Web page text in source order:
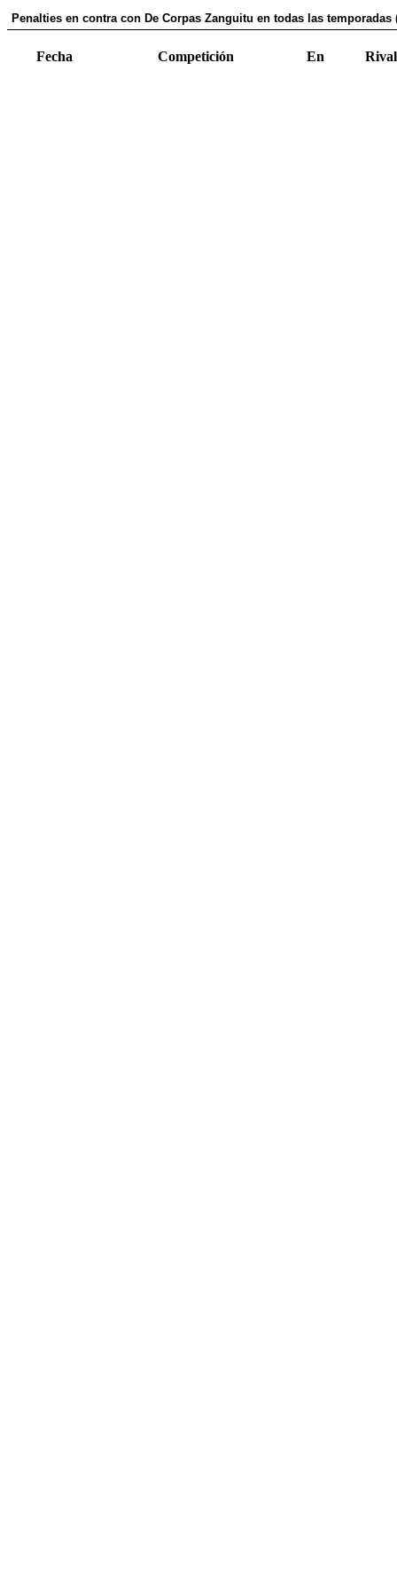
Penalties en contra con De Corpas Zanguitu en todas las temporadas
Fecha Competición En Rival